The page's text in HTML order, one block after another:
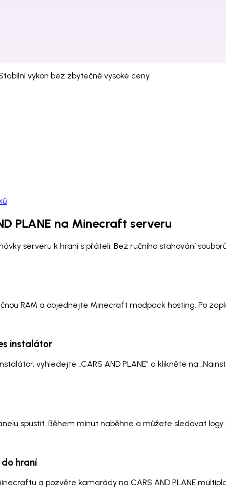
výkon bez zbytečně vysoké ceny.
PLANE na Minecraft serveru
serveru k hraní s přáteli. Bez ručního stahování
RAM a objednejte Minecraft modpack hosting. Po
instalátor
vyhledejte „CARS AND PLANE" a klikněte na
spustit. Během minut naběhne a můžete sledovat
hraní
a pozvěte kamarády na CARS AND PLANE